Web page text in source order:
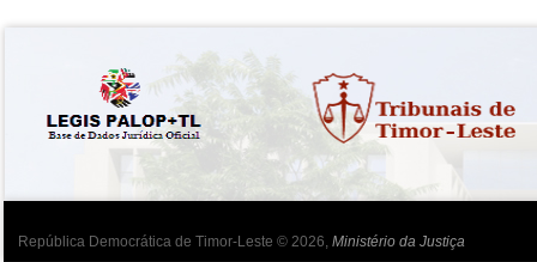
República Democrática de Timor-Leste © 2026, Ministério da Justiça